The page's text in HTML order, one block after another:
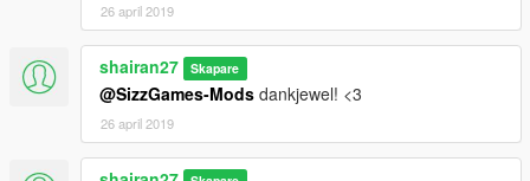
26 april 2019
shairan27 Skapare
@SizzGames-Mods dankjewel! <3
26 april 2019